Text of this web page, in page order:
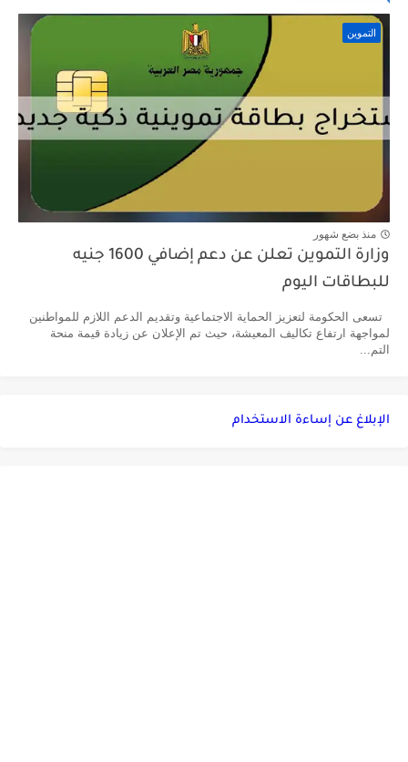
التموين
منذ بضع شهور
وزارة التموين تعلن عن دعم إضافي 1600 جنيه
للبطاقات اليوم
تسعى الحكومة لتعزيز الحماية الاجتماعية وتقديم الدعم اللازم للمواطنين
لمواجهة ارتفاع تكاليف المعيشة، حيث تم الإعلان عن زيادة قيمة منحة
التم...
الإبلاغ عن إساءة الاستخدام